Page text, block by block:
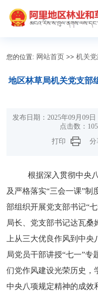
您的位置: 网站首页 >>机关党
地区林草局机关党支部
发布日期：2025年09月09
点击数： 105
打印
分
根据深入贯彻中央
及严格落实“三会一课”制
部组织开展党支部书记“
局长、党支部书记达瓦桑
上从三大优良作风到中央
局党员干部讲授“七一”专
们党作风建设光荣历史，
中央八项规定精神的成效